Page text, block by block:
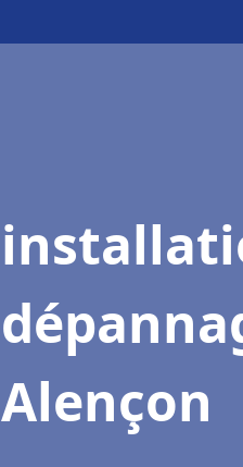
Alençon